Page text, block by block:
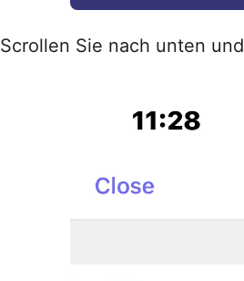
Scrollen Sie nach unten